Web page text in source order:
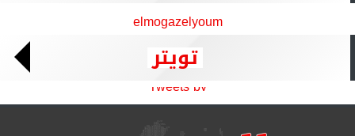
elmogazelyoum
تويتر
Tweets by